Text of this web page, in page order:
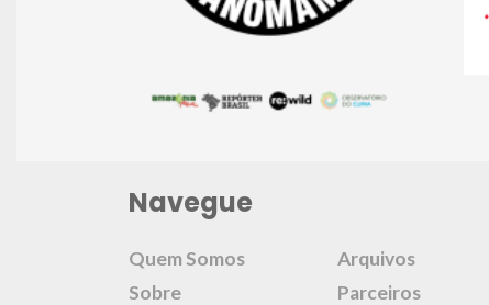
Navegue
Quem Somos
Sobre
Arquivos
Parceiros